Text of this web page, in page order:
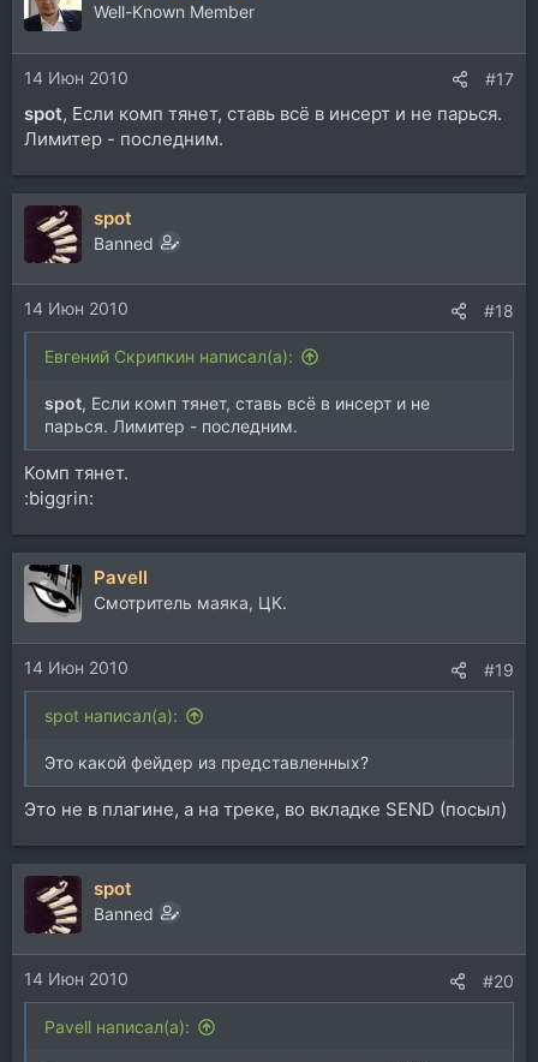
Well-Known Member
14 Июн 2010 #17
spot, Если комп тянет, ставь всё в инсерт и не парься.
Лимитер - последним.
spot
Banned
14 Июн 2010 #18
Евгений Скрипкин написал(а):
spot, Если комп тянет, ставь всё в инсерт и не
парься. Лимитер - последним.
Комп тянет.
:biggrin:
Pavell
Смотритель маяка, ЦК.
14 Июн 2010 #19
spot написал(а):
Это какой фейдер из представленных?
Это не в плагине, а на треке, во вкладке SEND (посыл)
spot
Banned
14 Июн 2010 #20
Pavell написал(а):